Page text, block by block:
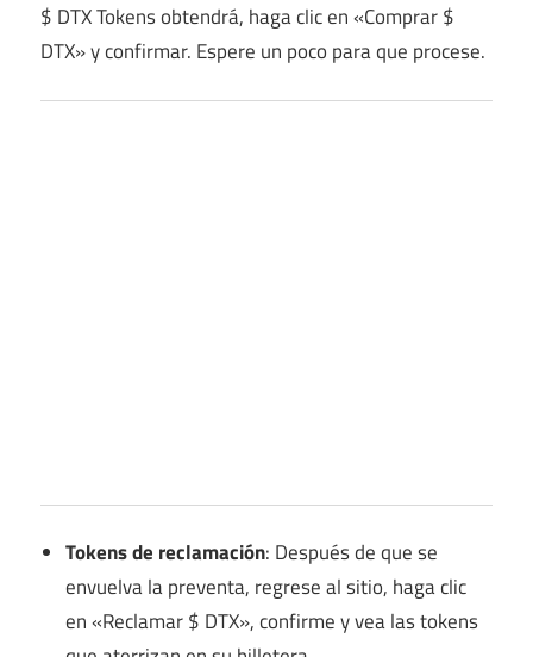
$ DTX Tokens obtendrá, haga clic en «Comprar $
DTX» y confirmar. Espere un poco para que procese.
Tokens de reclamación: Después de que se
envuelva la preventa, regrese al sitio, haga clic
en «Reclamar $ DTX», confirme y vea las tokens